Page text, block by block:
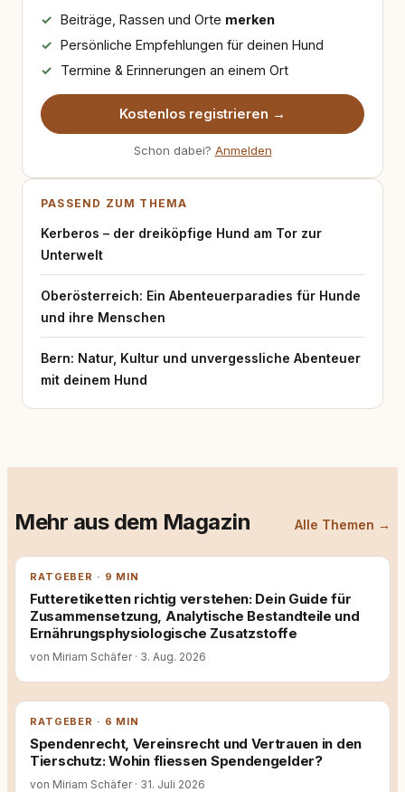
Beiträge, Rassen und Orte merken
Persönliche Empfehlungen für deinen Hund
Termine & Erinnerungen an einem Ort
Kostenlos registrieren →
Schon dabei? Anmelden
PASSEND ZUM THEMA
Kerberos – der dreiköpfige Hund am Tor zur
Unterwelt
Oberösterreich: Ein Abenteuerparadies für Hunde
und ihre Menschen
Bern: Natur, Kultur und unvergessliche Abenteuer
mit deinem Hund
Mehr aus dem Magazin Alle Themen →
RATGEBER · 9 MIN
Futteretiketten richtig verstehen: Dein Guide für
Zusammensetzung, Analytische Bestandteile und
Ernährungsphysiologische Zusatzstoffe
von Miriam Schäfer · 3. Aug. 2026
RATGEBER · 6 MIN
Spendenrecht, Vereinsrecht und Vertrauen in den
Tierschutz: Wohin fliessen Spendengelder?
von Miriam Schäfer · 31. Juli 2026